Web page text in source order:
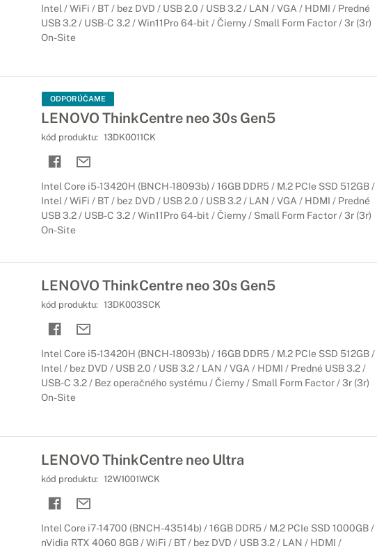
Intel / WiFi / BT / bez DVD / USB 2.0 / USB 3.2 / LAN / VGA / HDMI / Predné
USB 3.2 / USB-C 3.2 / Win11Pro 64-bit / Čierny / Small Form Factor / 3r (3r)
On-Site
ODPORÚČAME
LENOVO ThinkCentre neo 30s Gen5
kód produktu: 13DK0011CK
Intel Core i5-13420H (BNCH-18093b) / 16GB DDR5 / M.2 PCIe SSD 512GB /
Intel / WiFi / BT / bez DVD / USB 2.0 / USB 3.2 / LAN / VGA / HDMI / Predné
USB 3.2 / USB-C 3.2 / Win11Pro 64-bit / Čierny / Small Form Factor / 3r (3r)
On-Site
LENOVO ThinkCentre neo 30s Gen5
kód produktu: 13DK003SCK
Intel Core i5-13420H (BNCH-18093b) / 16GB DDR5 / M.2 PCIe SSD 512GB /
Intel / bez DVD / USB 2.0 / USB 3.2 / LAN / VGA / HDMI / Predné USB 3.2 /
USB-C 3.2 / Bez operačného systému / Čierny / Small Form Factor / 3r (3r)
On-Site
LENOVO ThinkCentre neo Ultra
kód produktu: 12W1001WCK
Intel Core i7-14700 (BNCH-43514b) / 16GB DDR5 / M.2 PCIe SSD 1000GB /
nVidia RTX 4060 8GB / WiFi / BT / bez DVD / USB 3.2 / LAN / HDMI /